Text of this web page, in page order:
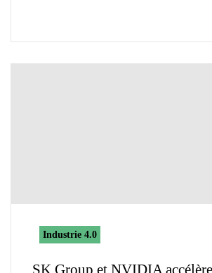
Industrie 4.0